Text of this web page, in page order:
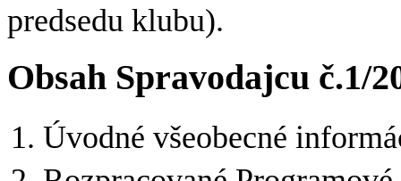
predsedu klubu).
Obsah Spravodajcu č.1/
Úvodné všeobecné